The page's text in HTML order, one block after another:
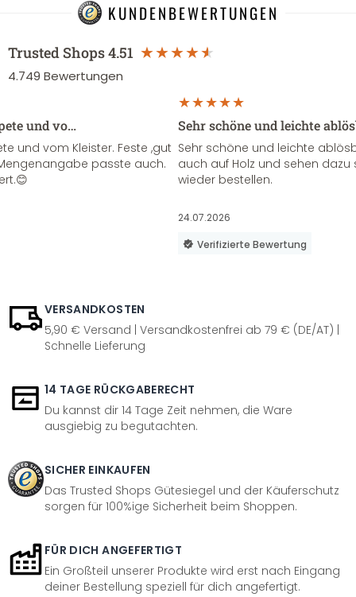
KUNDENBEWERTUNGEN
Trusted Shops4.51
4.749 Bewertungen
und vo…
und vom Kleister. Feste ,gut
passte auch.
Sehr schöne und leichte
Sehr schöne und leichte
auch auf Holz und sehen
wieder bestellen.
24.07.2026
Verifizierte Bewertung
VERSANDKOSTEN
5,90 € Versand | Versandkostenfrei ab 79 € (DE/AT) |
Schnelle Lieferung
14 TAGE RÜCKGABERECHT
Du kannst dir 14 Tage Zeit nehmen, die Ware
ausgiebig zu begutachten.
SICHER EINKAUFEN
Das Trusted Shops Gütesiegel und der Käuferschutz
sorgen für 100%ige Sicherheit beim Shoppen.
FÜR DICH ANGEFERTIGT
Ein Großteil unserer Produkte wird erst nach Eingang
deiner Bestellung speziell für dich angefertigt.